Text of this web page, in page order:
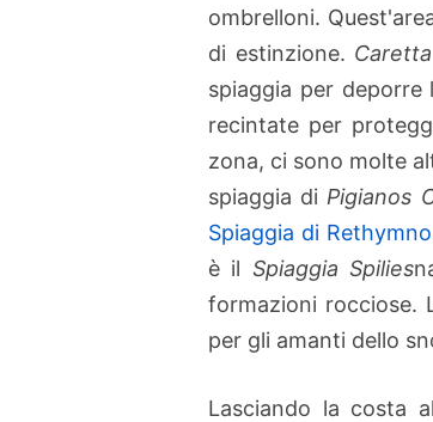
ombrelloni.
di estinzione.
spiaggia per
recintate per
zona, ci sono molte
spiaggia di Pigianos
Spiaggia di Rethymno
è il Spiaggia Spilies
formazioni rocciose.
per gli amanti dello
Lasciando la costa